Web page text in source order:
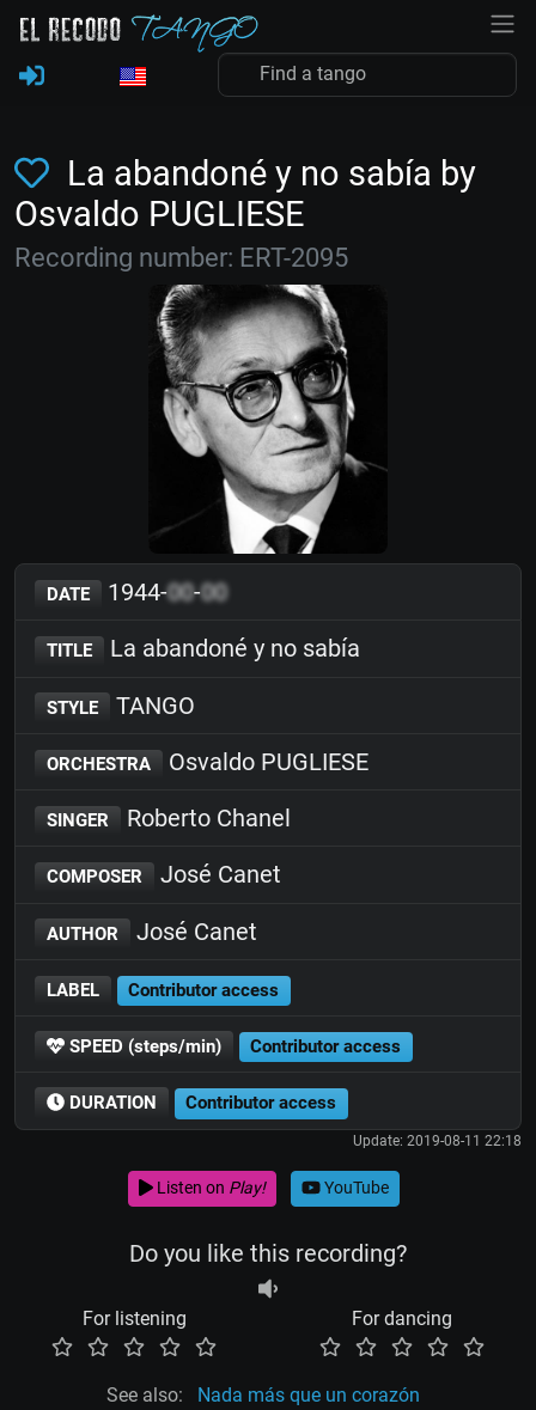
La abandoné y no sabía by
Osvaldo PUGLIESE
Recording number: ERT-2095
DATE 1944-00-00
TITLE La abandoné y no sabía
STYLE TANGO
ORCHESTRA Osvaldo PUGLIESE
SINGER Roberto Chanel
COMPOSER José Canet
AUTHOR José Canet
LABEL Contributor access
SPEED (steps/min) Contributor access
DURATION Contributor access
Update: 2019-08-11 22:18
Listen on Play! YouTube
Do you like this recording?
For listening For dancing
See also:
Nada más que un corazón